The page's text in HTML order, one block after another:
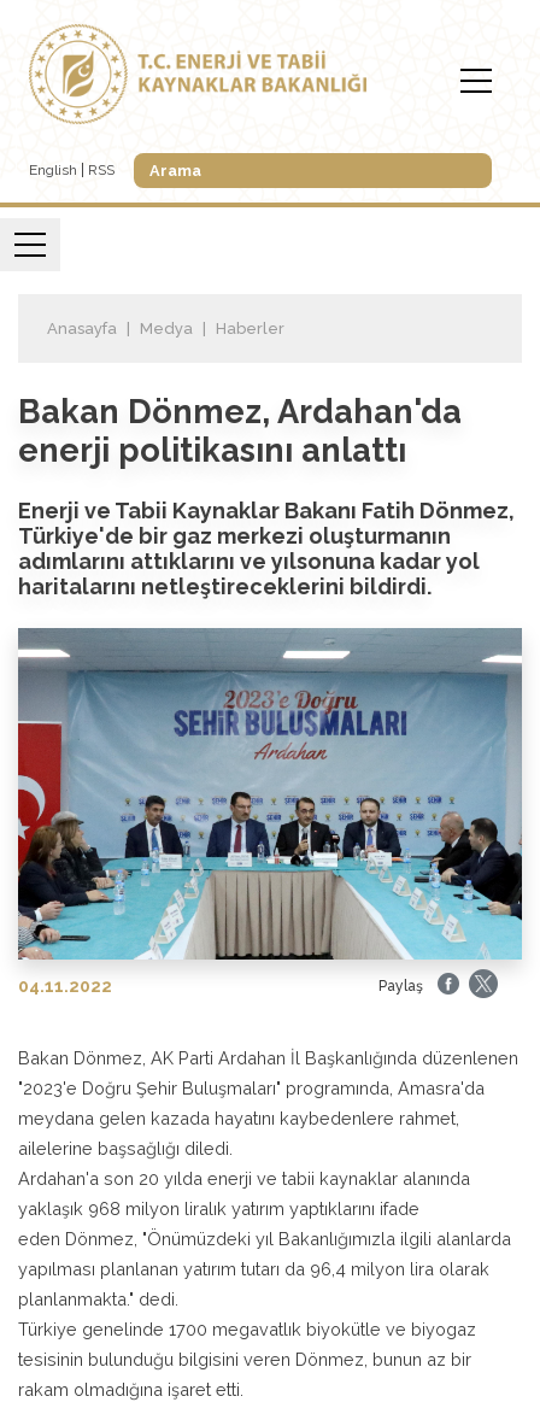
English RSS
Anasayfa Medya Haberler
Bakan Dönmez, Ardahan'da
enerji politikasını anlattı
Enerji ve Tabii Kaynaklar Bakanı Fatih Dönmez,
Türkiye'de bir gaz merkezi oluşturmanın
adımlarını attıklarını ve yılsonuna kadar yol
haritalarını netleştireceklerini bildirdi.
04.11.2022 Paylaş
Bakan Dönmez, AK Parti Ardahan İl Başkanlığında düzenlenen
"2023'e Doğru Şehir Buluşmaları" programında, Amasra'da
meydana gelen kazada hayatını kaybedenlere rahmet,
ailelerine başsağlığı diledi.
Ardahan'a son 20 yılda enerji ve tabii kaynaklar alanında
yaklaşık 968 milyon liralık yatırım yaptıklarını ifade
eden Dönmez, "Önümüzdeki yıl Bakanlığımızla ilgili alanlarda
yapılması planlanan yatırım tutarı da 96,4 milyon lira olarak
planlanmakta." dedi.
Türkiye genelinde 1700 megavatlık biyokütle ve biyogaz
tesisinin bulunduğu bilgisini veren Dönmez, bunun az bir
rakam olmadığına işaret etti.